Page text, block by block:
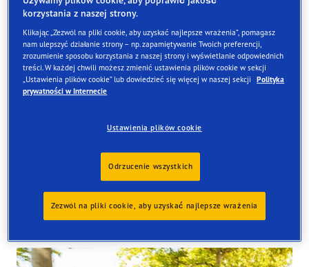
Znajdź opony
Tyres available at the store
korzystania z naszej strony.
Klikając „Zezwól na pliki cookie, aby uzyskać najlepsze wrażenia”, pomagasz
nam ulepszyć działanie strony – np. zapamiętywanie Twoich preferencji,
zrozumienie sposobu korzystania z naszej strony i wyświetlanie odpowiednich
treści. W każdej chwili możesz zmienić ustawienia plików cookie w sekcji
„Ustawienia plików cookie” lub dowiedzieć się więcej w naszej sekcji
Polityka
prywatności w Internecie
Ustawienia plików cookie
Odrzucenie wszystkich
Zezwól na pliki cookie, aby uzyskać najlepsze wrażenia